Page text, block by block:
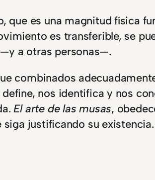
que es una magnitud física
es transferible, se
a otras personas—.
combinados
nos identifica y nos
El arte de las musas,
siga justificando su existencia.